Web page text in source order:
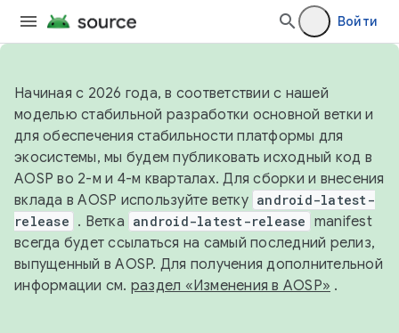
Войти
Начиная с 2026 года, в соответствии с нашей
моделью стабильной разработки основной ветки и
для обеспечения стабильности платформы для
экосистемы, мы будем публиковать исходный код в
AOSP во 2-м и 4-м кварталах. Для сборки и внесения
вклада в AOSP используйте ветку android-latest-
release . Ветка android-latest-release manifest
всегда будет ссылаться на самый последний релиз,
выпущенный в AOSP. Для получения дополнительной
информации см. раздел «Изменения в AOSP» .